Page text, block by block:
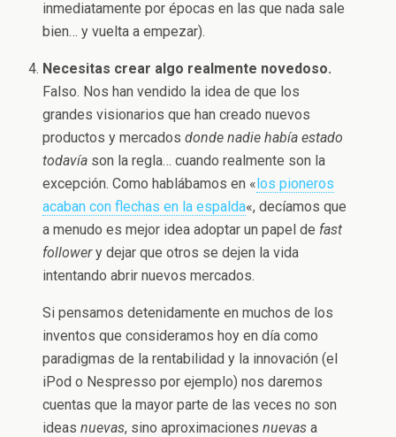
inmediatamente por épocas en las que nada sale
bien… y vuelta a empezar).
Necesitas crear algo realmente novedoso.
Falso. Nos han vendido la idea de que los
grandes visionarios que han creado nuevos
productos y mercadosdonde nadie había estado
todavía son la regla… cuando realmente son la
excepción. Como hablábamos en «los pioneros
acaban con flechas en la espalda«, decíamos que
a menudo es mejor idea adoptar un papel de fast
followery dejar que otros se dejen la vida
intentando abrir nuevos mercados.
Si pensamos detenidamente en muchos de los
inventos que consideramos hoy en día como
paradigmas de la rentabilidad y la innovación (el
iPod o Nespresso por ejemplo) nos daremos
cuentas que la mayor parte de las veces no son
ideasnuevas, sino aproximacionesnuevasa